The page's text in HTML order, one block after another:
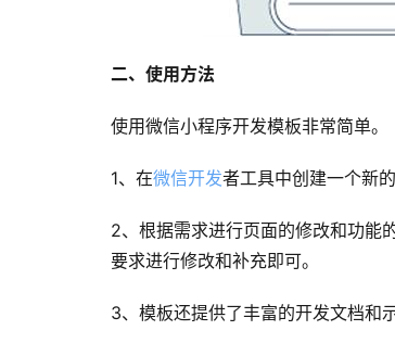
二、使用方法
使用微信小程序开发模板非常简单。
1、在微信开发者工具中创建一个新
2、根据需求进行页面的修改和功能
要求进行修改和补充即可。
3、模板还提供了丰富的开发文档和